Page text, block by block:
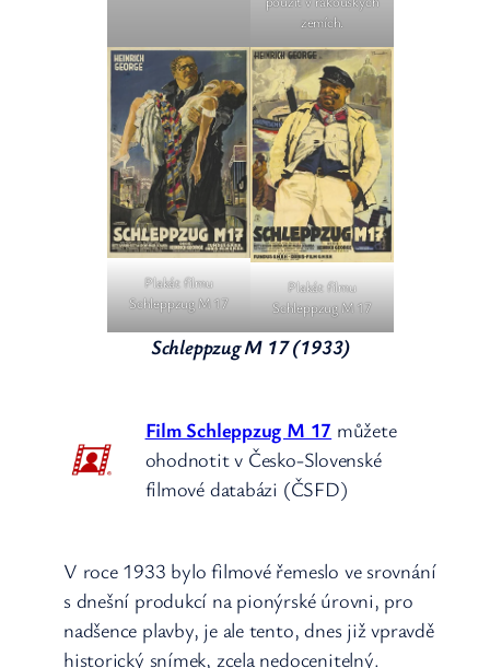
zemích.
Plakát filmu
Schleppzug M 17
Plakát filmu
Schleppzug M 17
Schleppzug M 17 (1933)
Film Schleppzug M 17 můžete
ohodnotit v Česko-Slovenské
filmové databázi (ČSFD)
V roce 1933 bylo filmové řemeslo ve srovnání
s dnešní produkcí na pionýrské úrovni, pro
nadšence plavby, je ale tento, dnes již vpravdě
historický snímek, zcela nedocenitelný.